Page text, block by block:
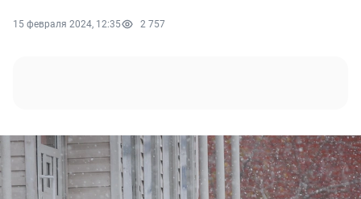
15 февраля 2024, 12:35 2 757